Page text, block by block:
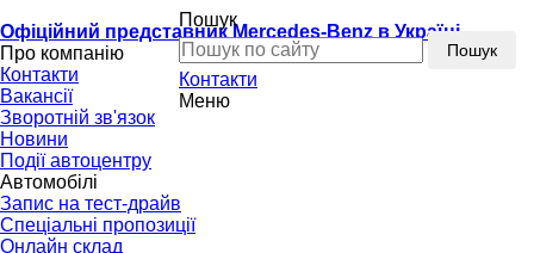
Офіційний представник Mercedes-Benz в Україні
Пошук
Пошук
Контакти
Меню
Про компанію
Контакти
Вакансії
Зворотній зв'язок
Новини
Події автоцентру
Автомобілі
Запис на тест-драйв
Спеціальні пропозиції
Онлайн склад